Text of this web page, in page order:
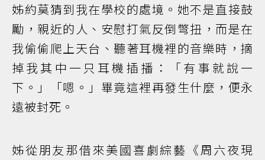
姊約莫猜到我在學校的處境。她不是直接鼓
勵，親近的人、安慰打氣反倒彆扭，而是在
我偷偷爬上天台、聽著耳機裡的音樂時，摘
掉我其中一只耳機插播：「有事就說一
下。」「嗯。」畢竟這裡再發生什麼，便永
遠被封死。
姊從朋友那借來美國喜劇綜藝《周六夜現